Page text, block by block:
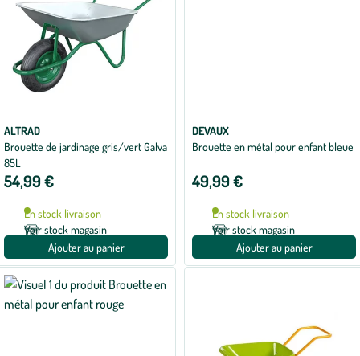
ALTRAD
Brouette de jardinage gris/vert Galva
85L
54,99 €
En stock livraison
Voir stock magasin
Ajouter au panier
DEVAUX
Brouette en métal pour enfant bleue
49,99 €
En stock livraison
Voir stock magasin
Ajouter au panier